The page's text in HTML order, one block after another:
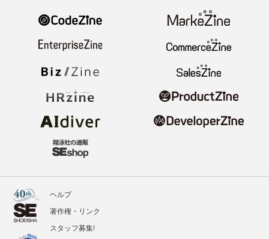
ヘルプ
著作権・リンク
スタッフ募集!